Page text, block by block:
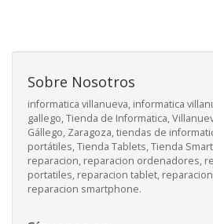
Sobre Nosotros
informatica villanueva, informatica
gallego, Tienda de Informatica,
Gállego, Zaragoza, tiendas de
portátiles, Tienda Tablets, Tienda
reparacion, reparacion ordenadores,
portatiles, reparacion tablet,
reparacion smartphone.